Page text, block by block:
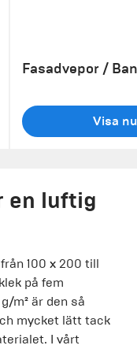
Fasadvepor /
Visa nu
en luftig
100 x 200 till
på fem
m² är den så
mycket lätt tack
I vårt